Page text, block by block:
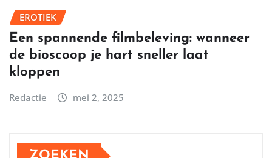
EROTIEK
Een spannende filmbeleving: wanneer
de bioscoop je hart sneller laat
kloppen
Redactie mei 2, 2025